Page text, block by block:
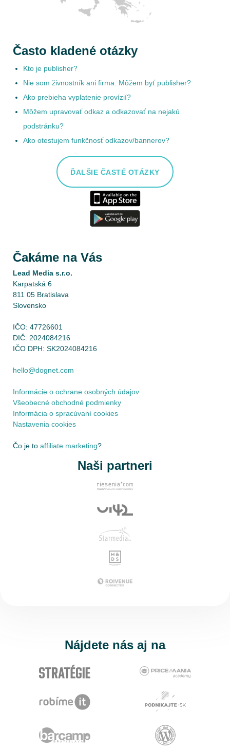
Často kladené otázky
Kto je publisher?
Nie som živnostník ani firma. Môžem byť publisher?
Ako prebieha vyplatenie provízií?
Môžem upravovať odkaz a odkazovať na nejakú
podstránku?
Ako otestujem funkčnosť odkazov/bannerov?
ĎALŠIE ČASTÉ OTÁZKY
Čakáme na Vás
Lead Media s.r.o.
Karpatská 6
811 05 Bratislava
Slovensko
IČO: 47726601
DIČ: 2024084216
IČO DPH: SK2024084216
hello@dognet.com
Informácie o ochrane osobných údajov
Všeobecné obchodné podmienky
Informácia o spracúvaní cookies
Nastavenia cookies
Čo je to affiliate marketing?
Naši partneri
Nájdete nás aj na